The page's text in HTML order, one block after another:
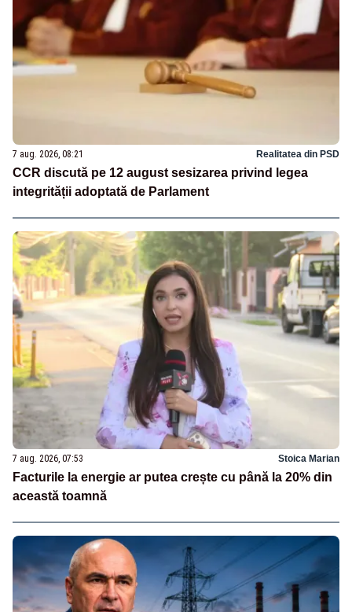
7 aug. 2026, 08:21 Realitatea din PSD
CCR discută pe 12 august sesizarea privind legea
integrității adoptată de Parlament
7 aug. 2026, 07:53 Stoica Marian
Facturile la energie ar putea crește cu până la 20% din
această toamnă